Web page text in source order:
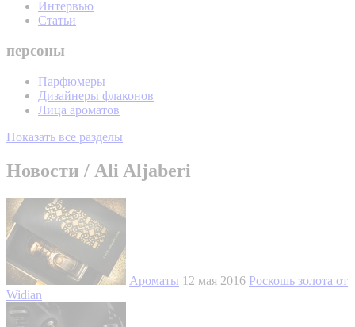
Интервью
Статьи
персоны
Парфюмеры
Дизайнеры флаконов
Лица ароматов
Показать все разделы
Новости / Ali Aljaberi
Ароматы 12 мая 2016 Роскошь золота от
Widian